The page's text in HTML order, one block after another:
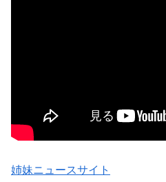
姉妹ニュースサイト